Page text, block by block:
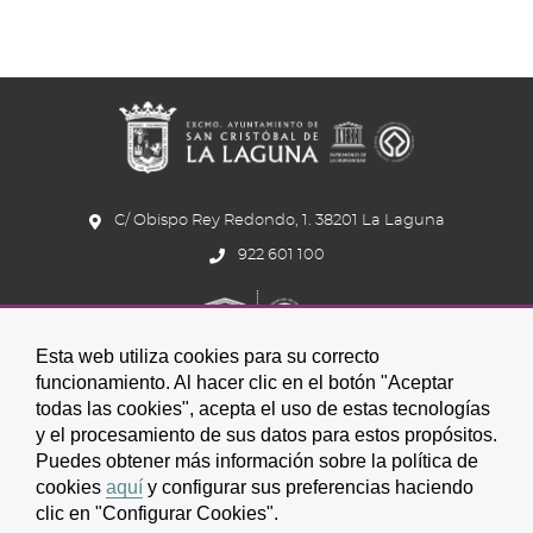
Esta web utiliza cookies para su correcto
funcionamiento. Al hacer clic en el botón "Aceptar
todas las cookies", acepta el uso de estas tecnologías
y el procesamiento de sus datos para estos propósitos.
Puedes obtener más información sobre la política de
cookies aquí y configurar sus preferencias haciendo
clic en "Configurar Cookies".
C/ Obispo Rey Redondo, 1. 38201 La Laguna
922 601 100
Icono
circular
Icono
de
facebook
Icono
circular
Icono
de
twitter
Icono
circular
Icono
de